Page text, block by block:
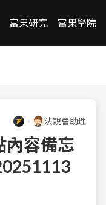
富果研究 富果學院
法說會助理
內容備忘